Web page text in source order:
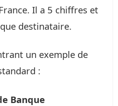
Il a 5 chiffres et
destinataire.
un exemple de
:
Banque